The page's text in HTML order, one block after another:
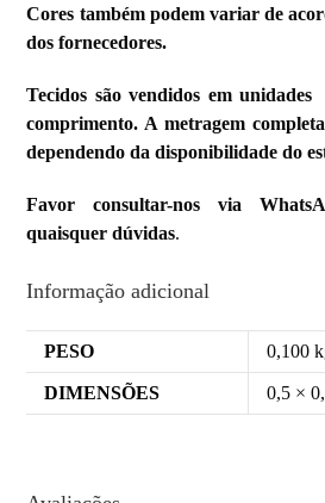
Cores também podem variar de
dos fornecedores.
Tecidos são vendidos em
comprimento. A metragem
dependendo da disponibilidade do
Favor consultar-nos via
quaisquer dúvidas.
Informação adicional
PESO 0,100
DIMENSÕES 0,5 ×